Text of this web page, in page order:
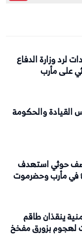
لرد وزارة الدفاع
على مأرب
والحكومة
في قصف حوثي استهدف
في مأرب وحضرموت
ينقذان طاقم
بزورق مفخخ